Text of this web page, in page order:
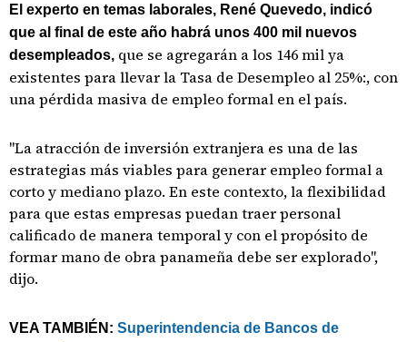
El experto en temas laborales, René Quevedo, indicó
que al final de este año habrá unos 400 mil nuevos
desempleados, que se agregarán a los 146 mil ya
existentes para llevar la Tasa de Desempleo al 25%:, con
una pérdida masiva de empleo formal en el país.
"La atracción de inversión extranjera es una de las
estrategias más viables para generar empleo formal a
corto y mediano plazo. En este contexto, la flexibilidad
para que estas empresas puedan traer personal
calificado de manera temporal y con el propósito de
formar mano de obra panameña debe ser explorado",
dijo.
VEA TAMBIÉN: Superintendencia de Bancos de